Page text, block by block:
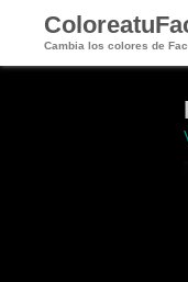
Cambia los colores de